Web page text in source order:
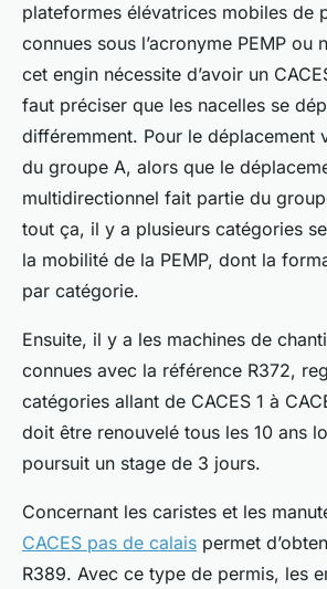
plateformes élévatrices mobiles de
connues sous l’acronyme PEMP ou
cet engin nécessite d’avoir un
faut préciser que les nacelles se
différemment. Pour le déplacement
du groupe A, alors que le
multidirectionnel fait partie du
tout ça, il y a plusieurs catégories
la mobilité de la PEMP, dont la
par catégorie.
Ensuite, il y a les machines de
connues avec la référence R372,
catégories allant de CACES 1 à
doit être renouvelé tous les 10 ans
poursuit un stage de 3 jours.
Concernant les caristes et les
CACES pas de calais permet
R389. Avec ce type de permis, les